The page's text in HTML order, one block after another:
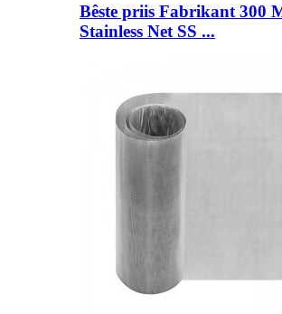
Bêste priis Fabrikant 300
Stainless Net SS ...